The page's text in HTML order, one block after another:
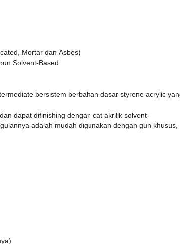
Mortar dan Asbes)
Solvent-Based
bersistem berbahan dasar styrene acrylic
dapat difinishing dengan cat akrilik solvent-
adalah mudah digunakan dengan gun khusus,